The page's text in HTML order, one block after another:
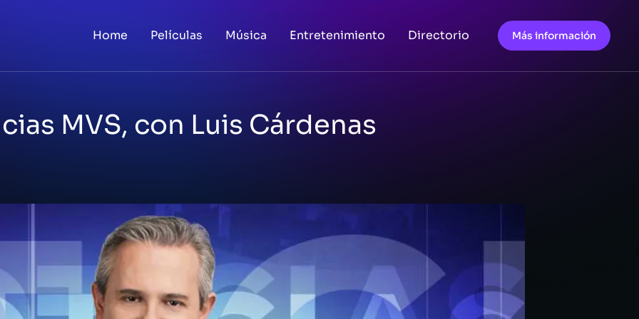
Home Películas Música Entretenimiento Directorio Más información
MVS, con Luis Cárdenas